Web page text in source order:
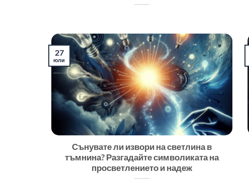
Сънувате ли извори на светлина в
тъмнина? Разгадайте символиката на
просветлението и надеж
27
юли